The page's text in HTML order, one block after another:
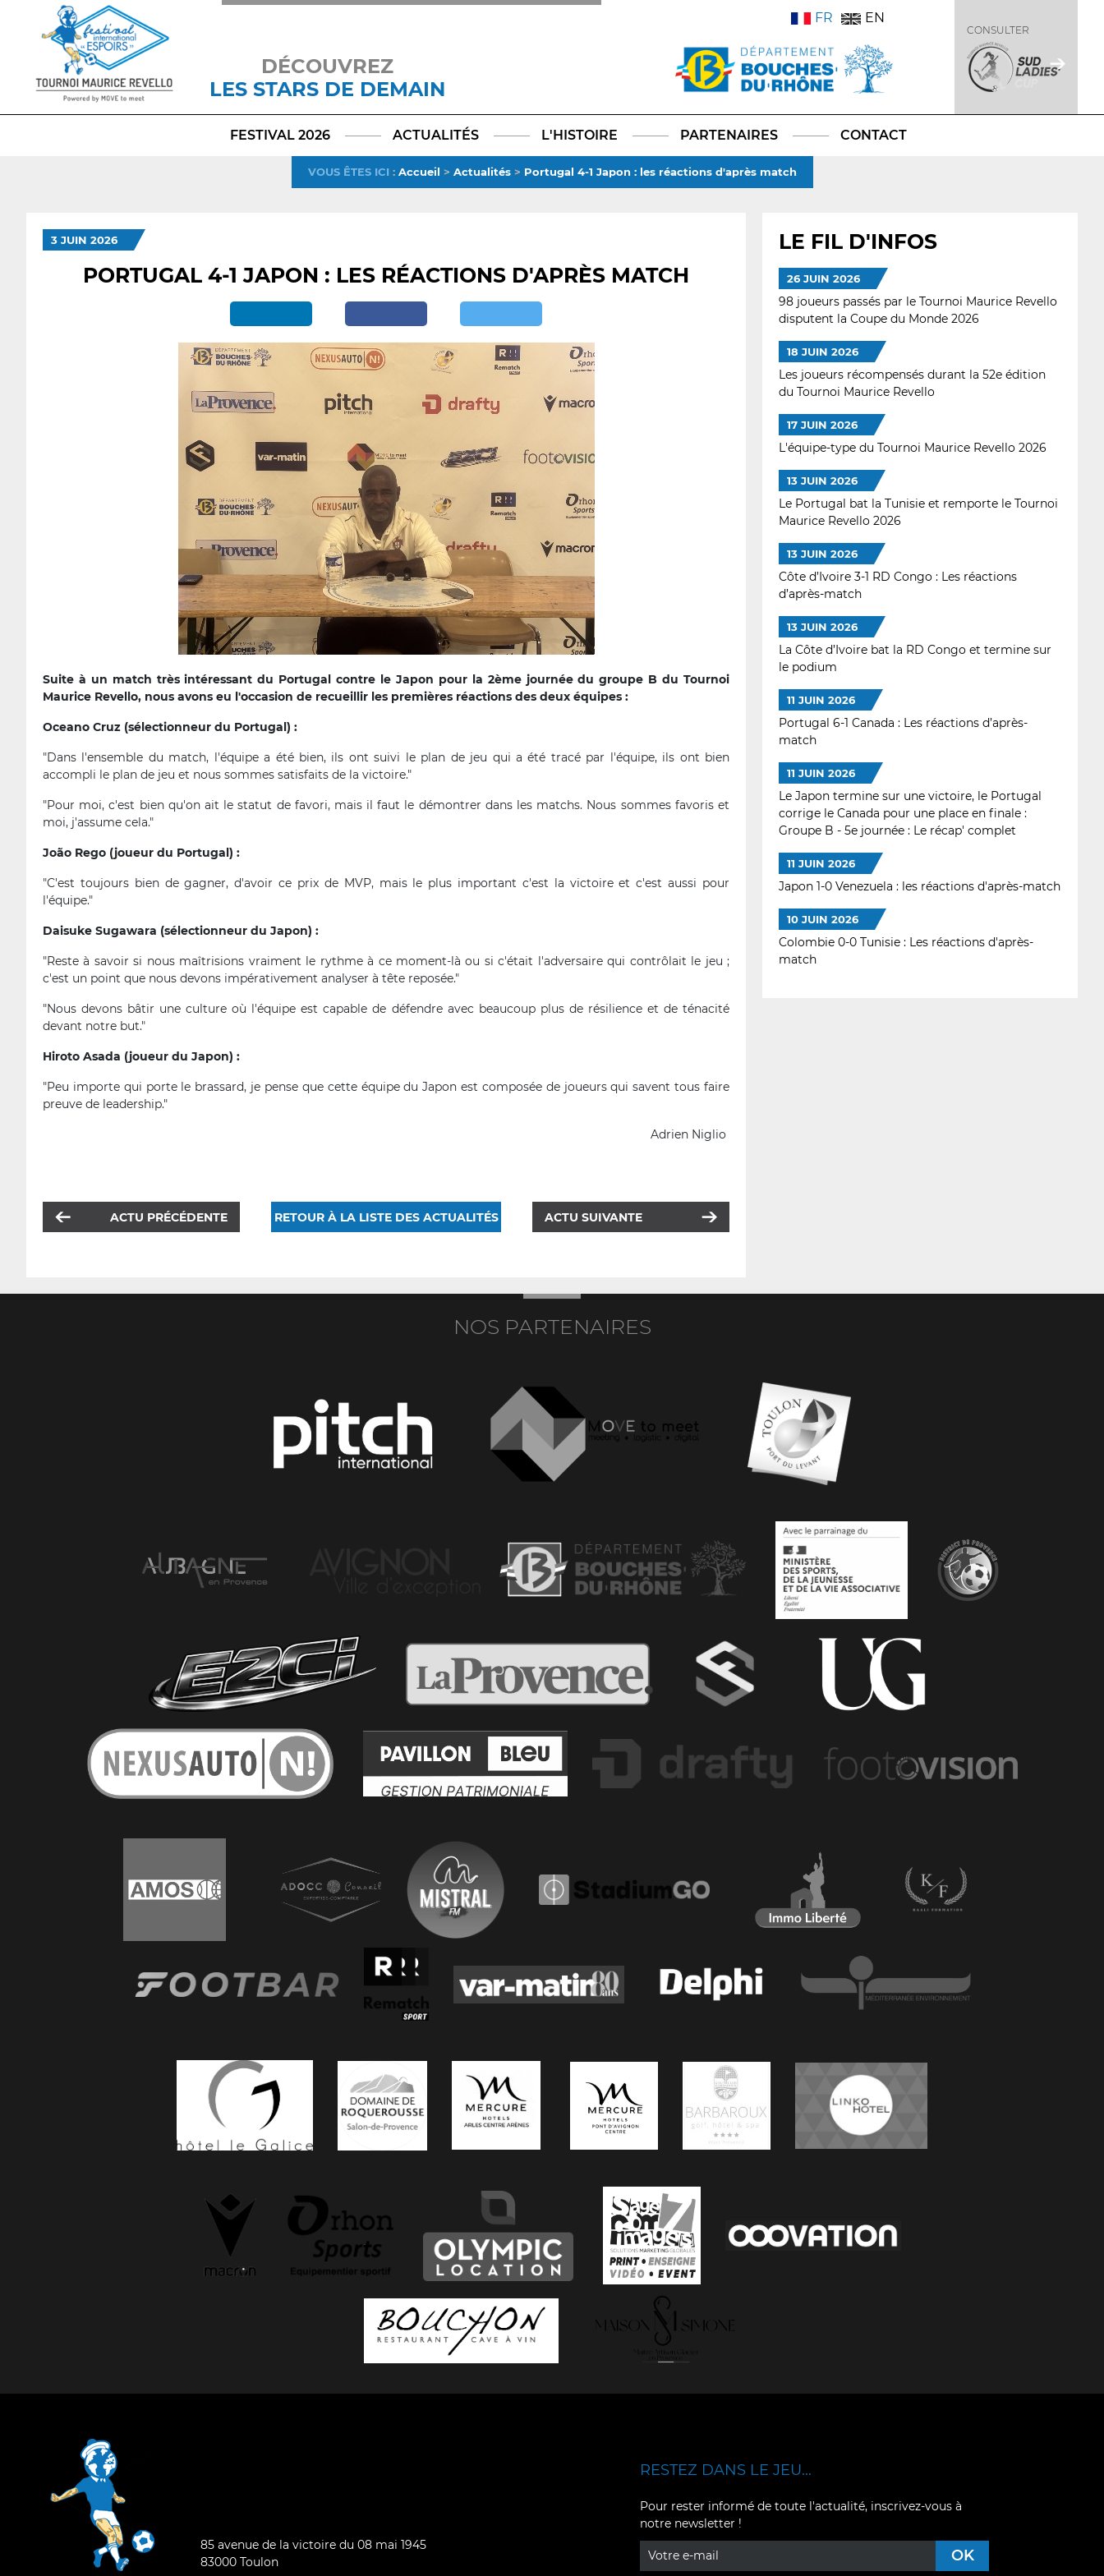
DÉCOUVREZ
LES STARS DE DEMAIN
TikTokLinkedIn
X
FR EN
CONSULTER
FESTIVAL 2026 ACTUALITÉS L'HISTOIRE PARTENAIRES CONTACT
VOUS ÊTES ICI : Accueil > Actualités> Portugal 4-1 Japon : les réactions d'après match
3 JUIN 2026
PORTUGAL 4-1 JAPON : LES RÉACTIONS D'APRÈS MATCH
Suite à un match très intéressant du Portugal contre le Japon pour la 2ème journée du groupe B du Tournoi
Maurice Revello, nous avons eu l'occasion de recueillir les premières réactions des deux équipes :
Oceano Cruz (sélectionneur du Portugal) :
"Dans l'ensemble du match, l'équipe a été bien, ils ont suivi le plan de jeu qui a été tracé par l'équipe, ils ont bien
accompli le plan de jeu et nous sommes satisfaits de la victoire."
"Pour moi, c'est bien qu'on ait le statut de favori, mais il faut le démontrer dans les matchs. Nous sommes favoris et
moi, j'assume cela."
João Rego (joueur du Portugal) :
"C'est toujours bien de gagner, d'avoir ce prix de MVP, mais le plus important c'est la victoire et c'est aussi pour
l'équipe."
Daisuke Sugawara (sélectionneur du Japon) :
"Reste à savoir si nous maîtrisions vraiment le rythme à ce moment-là ou si c'était l'adversaire qui contrôlait le jeu ;
c'est un point que nous devons impérativement analyser à tête reposée."
"Nous devons bâtir une culture où l'équipe est capable de défendre avec beaucoup plus de résilience et de ténacité
devant notre but."
Hiroto Asada (joueur du Japon) :
"Peu importe qui porte le brassard, je pense que cette équipe du Japon est composée de joueurs qui savent tous faire
preuve de leadership."
Adrien Niglio
ACTU PRÉCÉDENTE RETOUR À LA LISTE DES ACTUALITÉS ACTU SUIVANTE
LE FIL D'INFOS
26 JUIN 2026
98 joueurs passés par le Tournoi Maurice Revello
disputent la Coupe du Monde 2026
18 JUIN 2026
Les joueurs récompensés durant la 52e édition
du Tournoi Maurice Revello
17 JUIN 2026
L'équipe-type du Tournoi Maurice Revello 2026
13 JUIN 2026
Le Portugal bat la Tunisie et remporte le Tournoi
Maurice Revello 2026
13 JUIN 2026
Côte d’Ivoire 3-1 RD Congo : Les réactions
d’après-match
13 JUIN 2026
La Côte d’Ivoire bat la RD Congo et termine sur
le podium
11 JUIN 2026
Portugal 6-1 Canada : Les réactions d’après-
match
11 JUIN 2026
Le Japon termine sur une victoire, le Portugal
corrige le Canada pour une place en finale :
Groupe B - 5e journée : Le récap' complet
11 JUIN 2026
Japon 1-0 Venezuela : les réactions d'après-match
10 JUIN 2026
Colombie 0-0 Tunisie : Les réactions d'après-
match
NOS PARTENAIRES
85 avenue de la victoire du 08 mai 1945
83000 Toulon
YouTube
RESTEZ DANS LE JEU...
Pour rester informé de toute l'actualité, inscrivez-vous à
notre newsletter !